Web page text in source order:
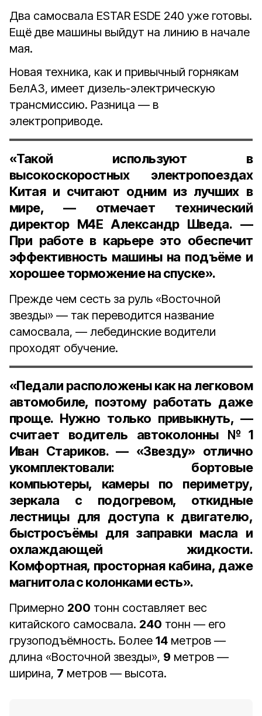
Два самосвала ЕSTAR ESDE 240 уже готовы.
Ещё две машины выйдут на линию в начале
мая.
Новая техника, как и привычный горнякам
БелАЗ, имеет дизель-электрическую
трансмиссию. Разница — в
электроприводе.
«Такой используют в
высокоскоростных электропоездах
Китая и считают одним из лучших в
мире, — отмечает технический
директор М4Е Александр Шведа. —
При работе в карьере это обеспечит
эффективность машины на подъёме и
хорошее торможение на спуске».
Прежде чем сесть за руль «Восточной
звезды» — так переводится название
самосвала, — лебединские водители
проходят обучение.
«Педали расположены как на легковом
автомобиле, поэтому работать даже
проще. Нужно только привыкнуть, —
считает водитель автоколонны №1
Иван Стариков. — «Звезду» отлично
укомплектовали: бортовые
компьютеры, камеры по периметру,
зеркала с подогревом, откидные
лестницы для доступа к двигателю,
быстросъёмы для заправки масла и
охлаждающей жидкости.
Комфортная, просторная кабина, даже
магнитола с колонками есть».
Примерно 200 тонн составляет вес
китайского самосвала. 240 тонн — его
грузоподъёмность. Более 14 метров —
длина «Восточной звезды», 9 метров —
ширина, 7 метров — высота.